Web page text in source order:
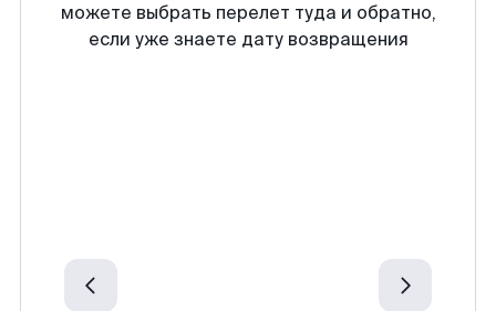
можете выбрать перелет туда и обратно,
если уже знаете дату возвращения